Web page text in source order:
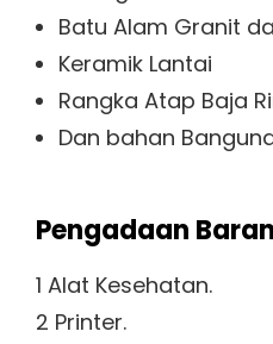
Batu Alam Granit
Keramik Lantai
Rangka Atap Baja
Dan bahan
Pengadaan
1 Alat Kesehatan.
2 Printer.